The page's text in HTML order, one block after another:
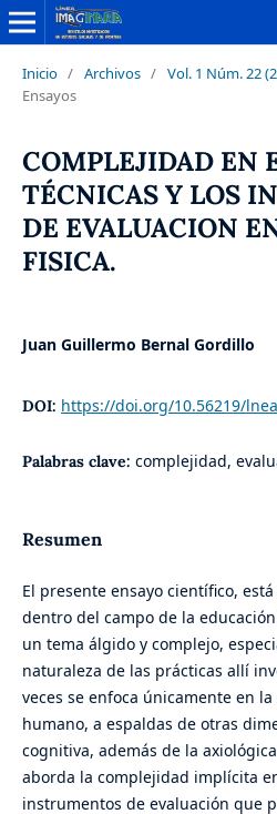
Inicio / Archivos / Vol. 1 Núm. 22
Ensayos
COMPLEJIDAD EN
TÉCNICAS Y LOS
DE EVALUACION
FISICA.
Juan Guillermo Bernal Gordillo
DOI: https://doi.org/10.56219/
Palabras clave: complejidad,
Resumen
El presente ensayo científico,
dentro del campo de la
un tema álgido y complejo,
naturaleza de las prácticas allí
veces se enfoca únicamente en
humano, a espaldas de otras
cognitiva, además de la
aborda la complejidad implícita
instrumentos de evaluación que